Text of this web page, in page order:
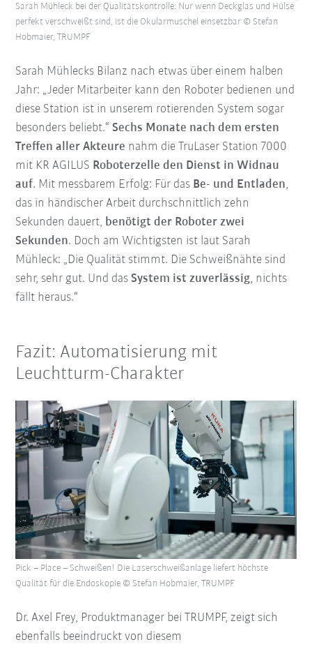
Sarah Mühlecks Bilanz nach etwas über einem halben
Jahr: „Jeder Mitarbeiter kann den Roboter bedienen und
diese Station ist in unserem rotierenden System sogar
besonders beliebt.“Sechs Monate nach dem ersten
Treffen aller Akteure nahm die TruLaser Station 7000
mit KR AGILUS Roboterzelle den Dienst in Widnau
auf. Mit messbarem Erfolg: Für das Be- und Entladen,
das in händischer Arbeit durchschnittlich zehn
Sekunden dauert, benötigt der Roboter zwei
Sekunden. Doch am Wichtigsten ist laut Sarah
Mühleck: „Die Qualität stimmt. Die Schweißnähte sind
sehr, sehr gut. Und dasSystem ist zuverlässig, nichts
fällt heraus.“
Sarah Mühleck bei der Qualitätskontrolle: Nur wenn Deckglas und Hülse
perfekt verschweißt sind, ist die Okularmuschel einsetzbar © Stefan
Hobmaier, TRUMPF
Fazit: Automatisierung mit
Leuchtturm-Charakter
Dr. Axel Frey, Produktmanager bei TRUMPF, zeigt sich
ebenfalls beeindruckt von diesem
Pick – Place – Schweißen! Die Laserschweißanlage liefert höchste
Qualität für die Endoskopie © Stefan Hobmaier, TRUMPF